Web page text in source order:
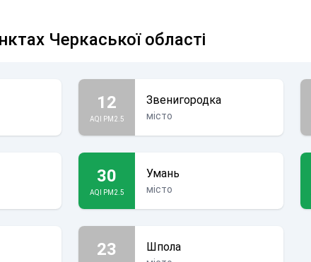
Черкаської області
12
AQI PM2.5
Звенигородка
місто
30
AQI PM2.5
Умань
місто
23 Шпола